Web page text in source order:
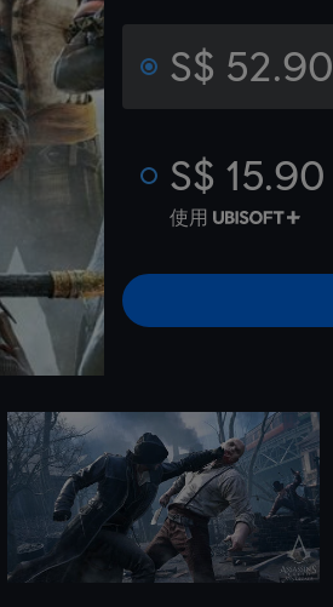
S$ 52.90
S$ 15.90
使用